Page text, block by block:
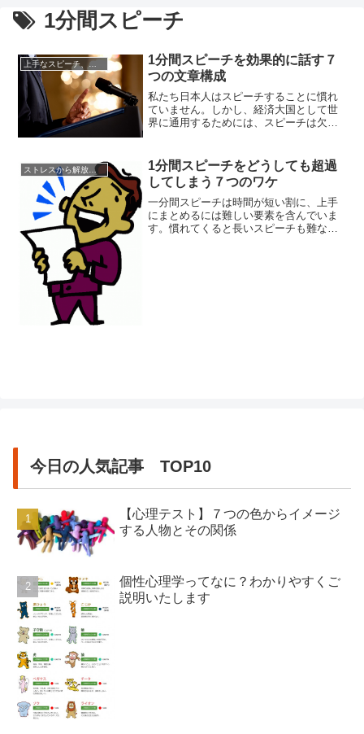
1分間スピーチ
上手なスピーチ、話し方について
1分間スピーチを効果的に話す７
つの文章構成
私たち日本人はスピーチすることに慣れ
ていません。しかし、経済大国として世
界に通用するためには、スピーチは欠か
く見られるようになりました。また、ス
ピーチには形式があって、それに則れば
話をまとめることは誰にでも出来ます。
けれども自分から発信するメッセー...
ストレスから解放させる方法
1分間スピーチをどうしても超過
してしまう７つのワケ
一分間スピーチは時間が短い割に、上手
にまとめるには難しい要素を含んでいま
す。慣れてくると長いスピーチも難なく
今日の人気記事 TOP10
【心理テスト】７つの色からイメージ
する人物とその関係
個性心理学ってなに？わかりやすくご
説明いたします